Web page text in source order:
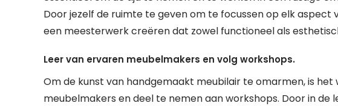
Door jezelf de ruimte te geven om te focussen op elk aspect
een meesterwerk creëren dat zowel functioneel als
Leer van ervaren meubelmakers en volg workshops.
Om de kunst van handgemaakt meubilair te omarmen, is
meubelmakers en deel te nemen aan workshops. Door in de